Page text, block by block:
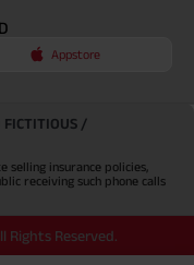
Appstore
FICTITIOUS /
selling insurance policies,
receiving such phone calls
Rights Reserved.